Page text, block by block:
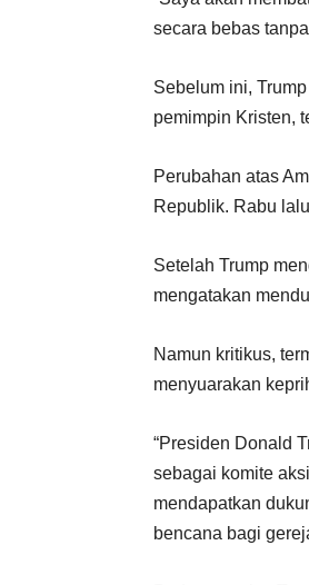
secara bebas
Sebelum ini,
pemimpin Kristen,
Perubahan atas
Republik. Rabu
Setelah Trump
mengatakan
Namun kritikus,
menyuarakan
“Presiden Donald
sebagai komite
mendapatkan
bencana bagi